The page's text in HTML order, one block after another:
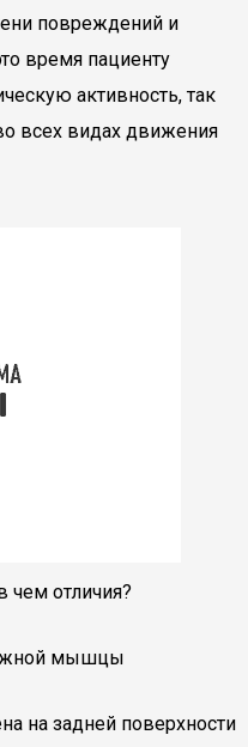
повреждений и
время пациенту
активность, так
всех видах движения
отличия?
на задней поверхности